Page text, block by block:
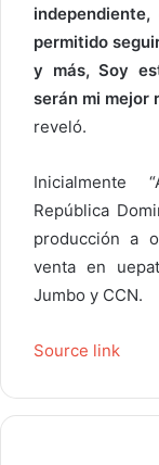
permitido
y más, Soy
serán mi mejor
reveló.
Inicialmente
República
producción a
venta en
Jumbo y CCN.
Source link